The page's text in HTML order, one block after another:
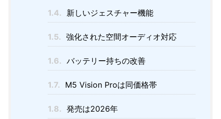
1.4. 新しいジェスチャー機能
1.5. 強化された空間オーディオ対応
1.6. バッテリー持ちの改善
1.7. M5 Vision Proは同価格帯
1.8. 発売は2026年